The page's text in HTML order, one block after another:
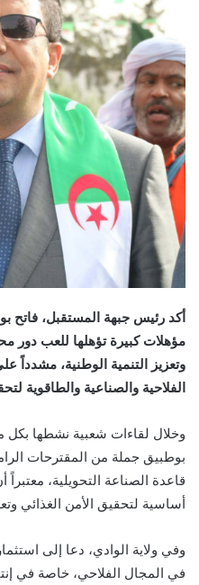
أكد رئيس جبهة المستقبل، فاتح
مؤهلات كبيرة تؤهلها للعب دور
وتعزيز التنمية الوطنية، مشدداً
الفلاحية والصناعية والطاقوية
وخلال لقاءات شعبية نشطها
بوطبيق جملة من المقترحات
قاعدة الصناعة التحويلية،
أساسية لتحقيق الأمن الغذائي
وفي ولاية الوادي، دعا إلى
في المجال الفلاحي، خاصة في